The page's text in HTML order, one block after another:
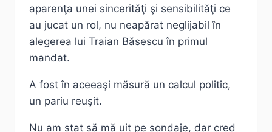
aparenţa unei sincerităţi şi sensibilităţi ce
au jucat un rol, nu neapărat neglijabil în
alegerea lui Traian Băsescu în primul
mandat.
A fost în aceeaşi măsură un calcul politic,
un pariu reuşit.
Nu am stat să mă uit pe sondaje, dar cred